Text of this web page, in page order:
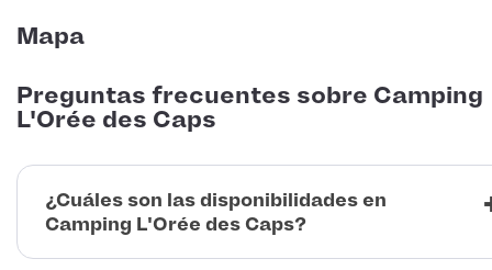
Mapa
Preguntas frecuentes sobre Camping
L'Orée des Caps
¿Cuáles son las disponibilidades en
Camping L'Orée des Caps?